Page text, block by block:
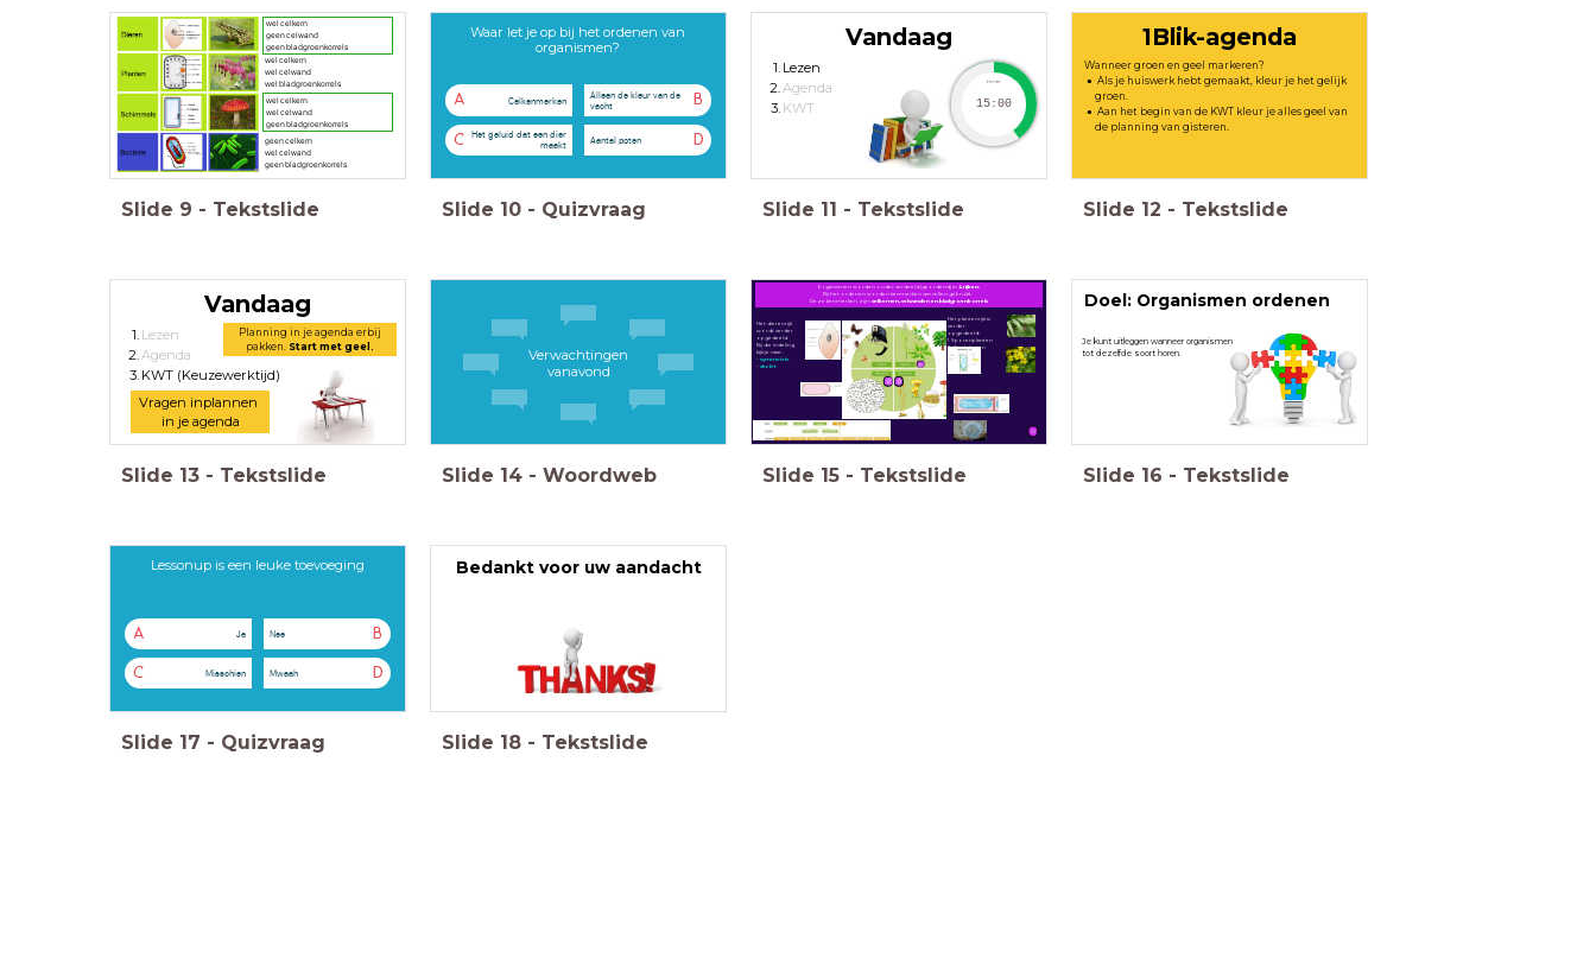
wel celkern
geen celwand
geen bladgroenkorrels
wel celkern
wel celwand
wel bladgroenkorrels
wel celkern
wel celwand
geen bladgroenkorrels
geen celkern
wel celwand
geen bladgroenkorrels
Slide 9 - Tekstslide
Waar let je op bij het ordenen van
organismen?
A Celkenmerken B
Alleen de kleur van de
vacht
C
Het geluid dat een dier
maakt
D
Aantal poten
Slide 10 - Quizvraag
Vandaag
Lezen
Agenda
KWT
timer
15:00
Slide 11 - Tekstslide
1Blik-agenda
Wanneer groen en geel markeren?
Als je huiswerk hebt gemaakt, kleur je het gelijk
groen.
Aan het begin van de KWT kleur je alles geel van
de planning van gisteren.
Slide 12 - Tekstslide
Vandaag
Lezen
Agenda
KWT (Keuzewerktijd)
Vragen inplannen
in je agenda
Planning in je agenda erbij
pakken. Start met geel.
Slide 13 - Tekstslide
Verwachtingen
vanavond
Slide 14 - Woordweb
Organismen worden onder verdeeld (geordend) in 4 rijken.
Bij het ordenen worden kenmerken van cellen gebruikt.
Deze kenmerken zijn: celkernen, celwanden en bladgroenkorrels
Het plantenrijk is
verder
opgedeeld:
1. Sporenplanten
2. Zaadplanten
Het dierenrijk
wordt verder
opgedeeld.
Bij die indeling
kijk je naar:
- symmetrie
-skelet
Slide 15 - Tekstslide
Doel: Organismen ordenen
Je kunt uitleggen wanneer organismen
tot dezelfde soort horen.
Slide 16 - Tekstslide
Lessonup is een leuke toevoeging
A Ja B
Nee
C Misschien D
Mwaah
Slide 17 - Quizvraag
Bedankt voor uw aandacht
Slide 18 - Tekstslide